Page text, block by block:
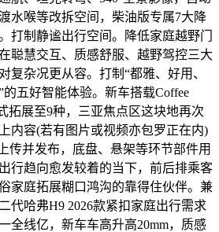
水喉等改拆空间，柴油版专属7大降
打制静谧出行空间。降低家庭越野门
聪慧交互、质感舒服、越野驾控三大
复杂况更从容。打制“都雅、好用、
五好智能体验。新车搭载Coffee
拓展至9种，三亚焦点区这块地再次
内容(若有图片或视频亦包罗正在内)
传并发布，底盘、悬架等环节部件用
行趋向愈发较着的当下，前后排乘客
家庭拓展糊口鸿沟的靠得住伙伴。兼
代哈弗H9 2026款紧扣家庭出行需求
全线亿，新车车高升高20mm，质感